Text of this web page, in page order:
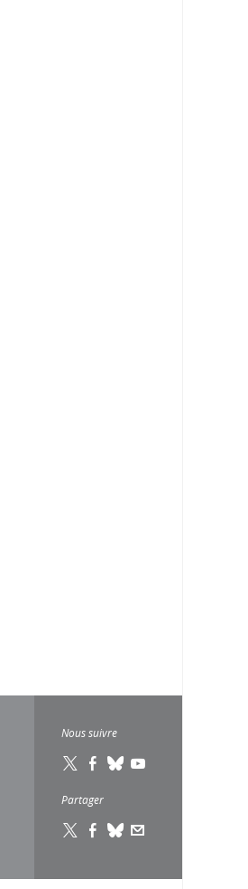
Nous suivre
Partager